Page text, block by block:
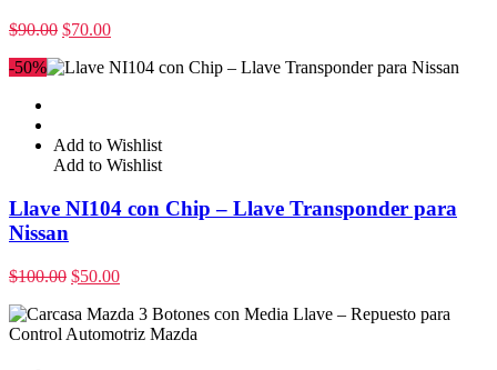
$90.00 $70.00
-50%
Add to Wishlist
Add to Wishlist
Llave NI104 con Chip – Llave Transponder para
Nissan
$100.00 $50.00